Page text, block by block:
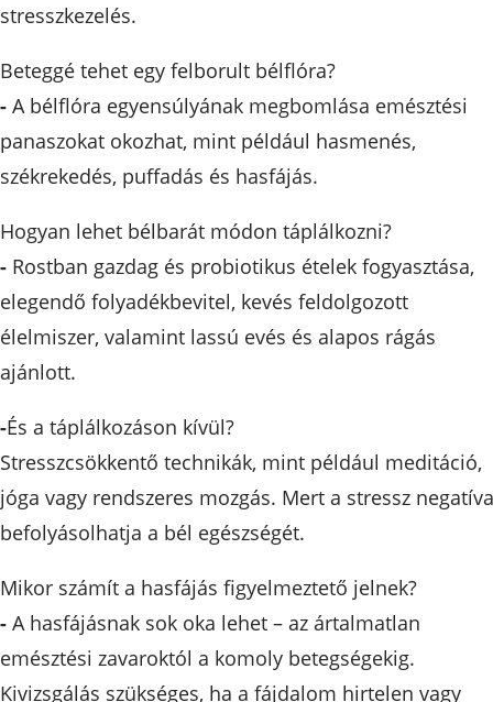
stresszkezelés.
Beteggé tehet egy felborult bélflóra?
- A bélflóra egyensúlyának megbomlása emésztési
panaszokat okozhat, mint például hasmenés,
székrekedés, puffadás és hasfájás.
Hogyan lehet bélbarát módon táplálkozni?
- Rostban gazdag és probiotikus ételek fogyasztása,
elegendő folyadékbevitel, kevés feldolgozott
élelmiszer, valamint lassú evés és alapos rágás
ajánlott.
-És a táplálkozáson kívül?
Stresszcsökkentő technikák, mint például meditáció,
jóga vagy rendszeres mozgás. Mert a stressz
befolyásolhatja a bél egészségét.
Mikor számít a hasfájás figyelmeztető jelnek?
- A hasfájásnak sok oka lehet – az ártalmatlan
emésztési zavaroktól a komoly betegségekig.
Kivizsgálás szükséges, ha a fájdalom hirtelen vagy